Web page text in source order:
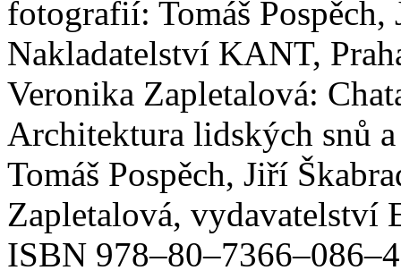
fotografií: Tomáš
Nakladatelství KANT,
Veronika Zapletalová:
Architektura lidských snů
Tomáš Pospěch, Jiří
Zapletalová, vydavatelství
ISBN